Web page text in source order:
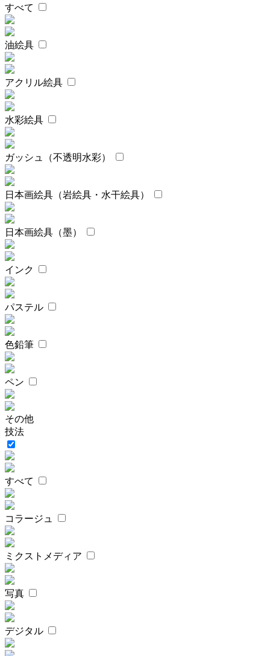
すべて
油絵具
アクリル絵具
水彩絵具
ガッシュ（不透明水彩）
日本画絵具（岩絵具・水干絵具）
日本画絵具（墨）
インク
パステル
色鉛筆
ペン
その他
技法
すべて
コラージュ
ミクストメディア
写真
デジタル